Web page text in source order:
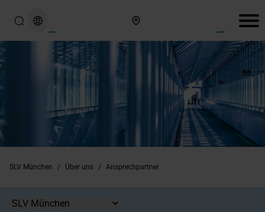
SLV München / Über uns / Ansprechpartner
Standort